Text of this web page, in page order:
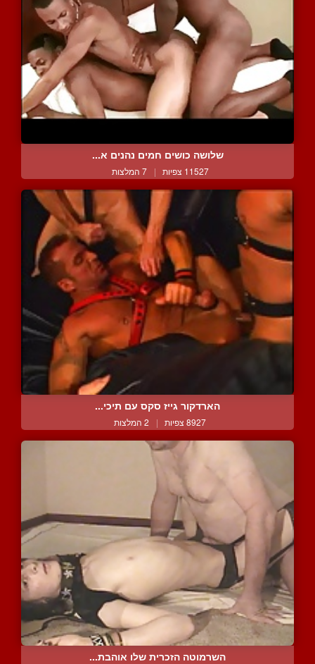
שלושה כושים חמים נהנים א...
11527 צפיות | 7 המלצות
הארדקור גייז סקס עם תיכי...
8927 צפיות | 2 המלצות
השרמוטה הזכרית שלו אוהבת...